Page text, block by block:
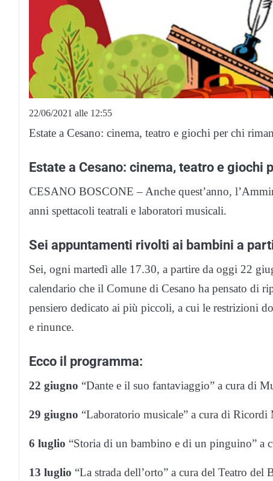
22/06/2021 alle 12:55
Estate a Cesano: cinema, teatro e giochi per chi
Estate a Cesano: cinema, teatro e giochi
CESANO BOSCONE – Anche quest’anno,
anni spettacoli teatrali e laboratori musicali.
Sei appuntamenti rivolti ai bambini a
Sei, ogni martedì alle 17.30, a partire da oggi 22
calendario che il Comune di Cesano ha pensato di
pensiero dedicato ai più piccoli, a cui le restrizioni
e rinunce.
Ecco il programma:
22 giugno “Dante e il suo fantaviaggio” a cura di
29 giugno “Laboratorio musicale” a cura di Ricordi
6 luglio “Storia di un bambino e di un pinguino” a
13 luglio “La strada dell’orto” a cura del Teatro del